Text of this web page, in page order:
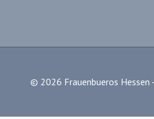
© 2026 Frauenbueros Hessen